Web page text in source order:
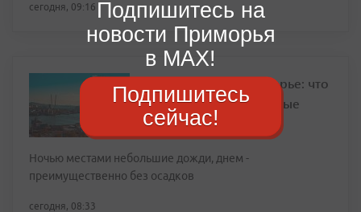
сегодня, 09:16
Жара спадет в Приморье: что
ждет регион в выходные
Ночью местами небольшие дожди, днем -
преимущественно без осадков
сегодня, 08:33
Подпишитесь на
новости Приморья
в MAX!
Подпишитесь
сейчас!